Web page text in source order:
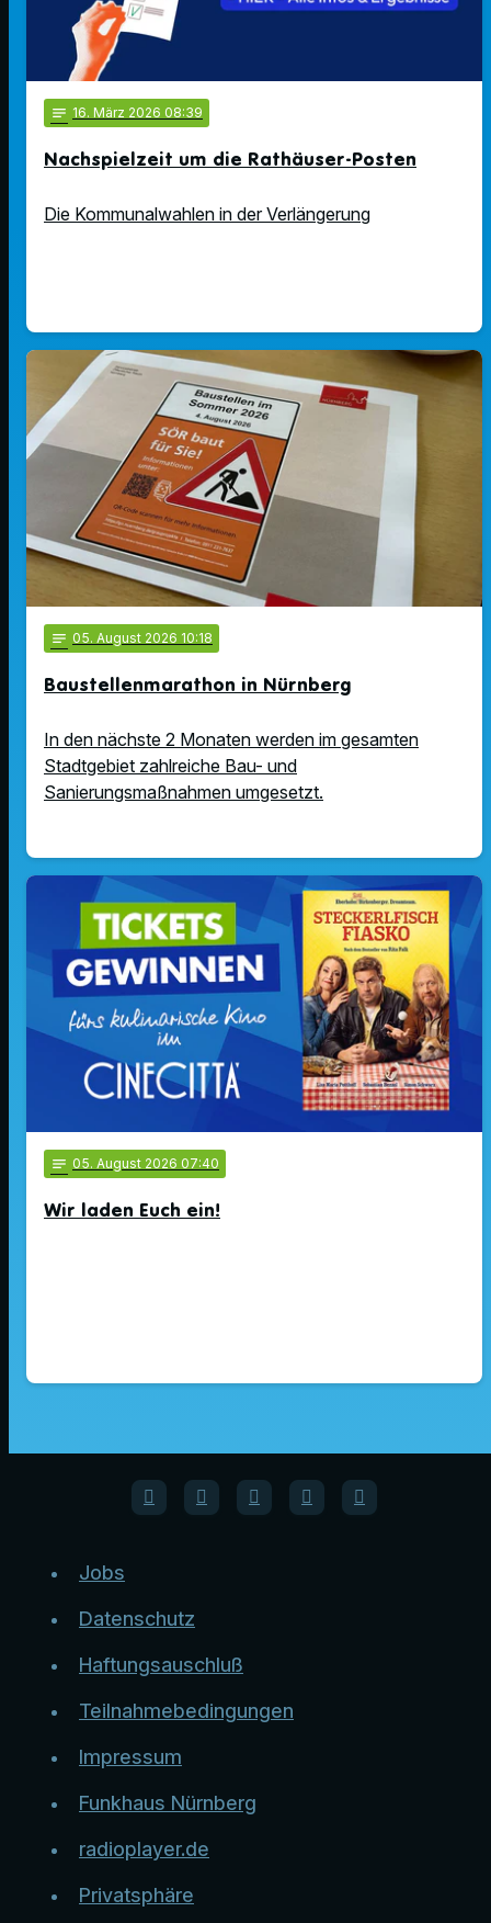
notes 16. März 2026 08:39
Nachspielzeit um die Rathäuser-Posten
Die Kommunalwahlen in der Verlängerung
notes 05. August 2026 10:18
Baustellenmarathon in Nürnberg
In den nächste 2 Monaten werden im gesamten
Stadtgebiet zahlreiche Bau- und
Sanierungsmaßnahmen umgesetzt.
notes 05. August 2026 07:40
Wir laden Euch ein!
Jobs
Datenschutz
Haftungsauschluß
Teilnahmebedingungen
Impressum
Funkhaus Nürnberg
radioplayer.de
Privatsphäre